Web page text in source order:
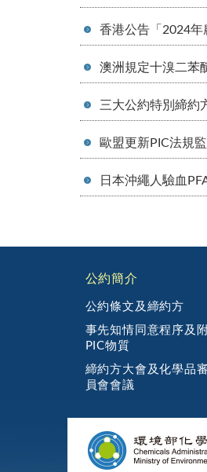
香港公告「2024年
澳洲規定十溴二苯
三大公約特別締約
歐盟更新PIC法規
日本沖繩人驗血
公約簡介
公約條文及締約方
事先知情同意程序及
PIC物質
締約方大會及化學品
員會會議